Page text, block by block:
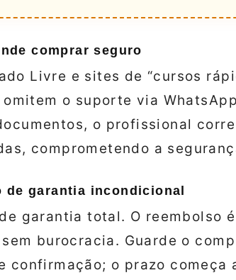
comprar seguro
Livre e sites de “cursos
o suporte via
o profissional
comprometendo a
garantia incondicional
garantia total. O reembolso
burocracia. Guarde o
confirmação; o prazo